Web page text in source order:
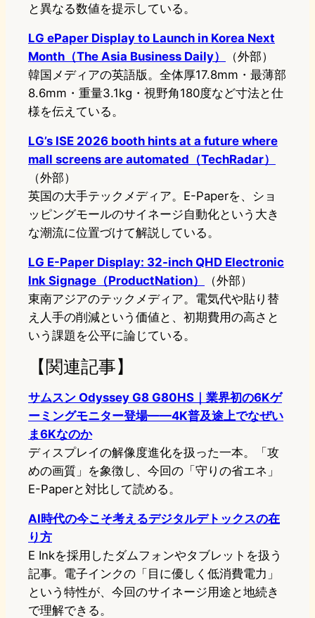
と異なる数値を提示している。
LG ePaper Display to Launch in Korea Next
Month（The Asia Business Daily）
（外部）
韓国メディアの英語版。全体厚17.8mm・最薄部
8.6mm・重量3.1kg・視野角180度など寸法と仕
様を伝えている。
LG’s ISE 2026 booth hints at a future where
mall screens are automated（TechRadar）
（外部）
英国の大手テックメディア。E-Paperを、ショ
ッピングモールのサイネージ自動化という大き
な潮流に位置づけて解説している。
LG E-Paper Display: 32-inch QHD Electronic
Ink Signage（ProductNation）
（外部）
東南アジアのテックメディア。電気代や貼り替
え人手の削減という価値と、初期費用の高さと
いう課題を公平に論じている。
【関連記事】
サムスン Odyssey G8 G80HS｜業界初の6Kゲ
ーミングモニター登場——4K普及途上でなぜい
ま6Kなのか
ディスプレイの解像度進化を扱った一本。「攻
めの画質」を象徴し、今回の「守りの省エネ」
E-Paperと対比して読める。
AI時代の今こそ考えるデジタルデトックスの在
り方
E Inkを採用したダムフォンやタブレットを扱う
記事。電子インクの「目に優しく低消費電力」
という特性が、今回のサイネージ用途と地続き
で理解できる。